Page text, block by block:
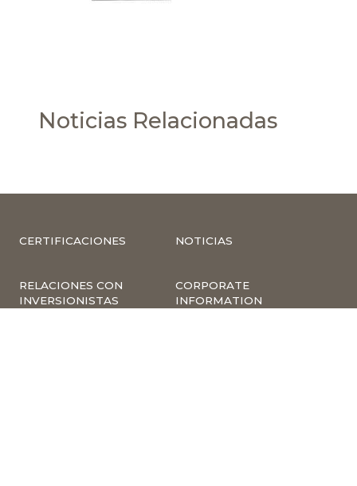
Noticias Relacionadas
CERTIFICACIONES NOTICIAS
RELACIONES CON
INVERSIONISTAS
CORPORATE
INFORMATION